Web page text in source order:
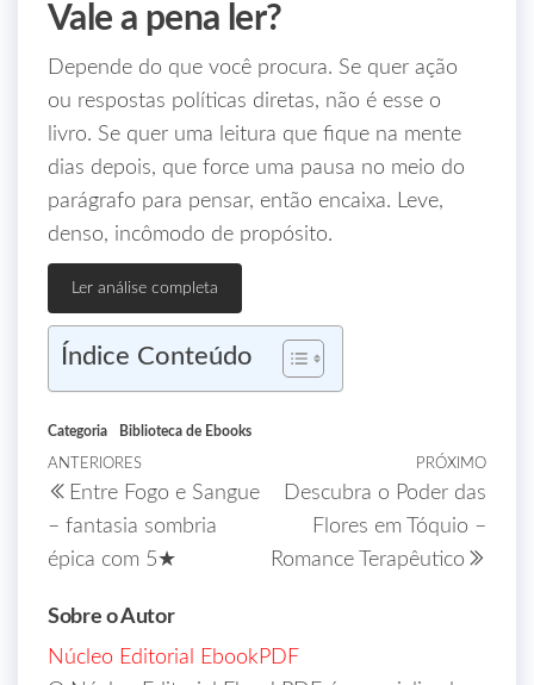
Vale a pena ler?
Depende do que você procura. Se quer ação
ou respostas políticas diretas, não é esse o
livro. Se quer uma leitura que fique na mente
dias depois, que force uma pausa no meio do
parágrafo para pensar, então encaixa. Leve,
denso, incômodo de propósito.
Ler análise completa
Índice Conteúdo
Categoria Biblioteca de Ebooks
ANTERIORES
Entre Fogo e Sangue
– fantasia sombria
épica com 5★
PRÓXIMO
Descubra o Poder das
Flores em Tóquio –
Romance Terapêutico
Sobre o Autor
Núcleo Editorial EbookPDF